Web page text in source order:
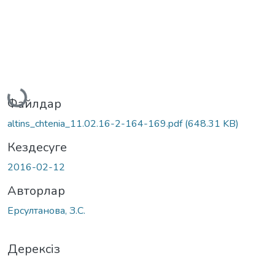
Жүктеу...
Файлдар
altins_chtenia_11.02.16-2-164-169.pdf(648.31 KB)
Кездесуге
2016-02-12
Авторлар
Ерсултанова, З.С.
Дерексіз